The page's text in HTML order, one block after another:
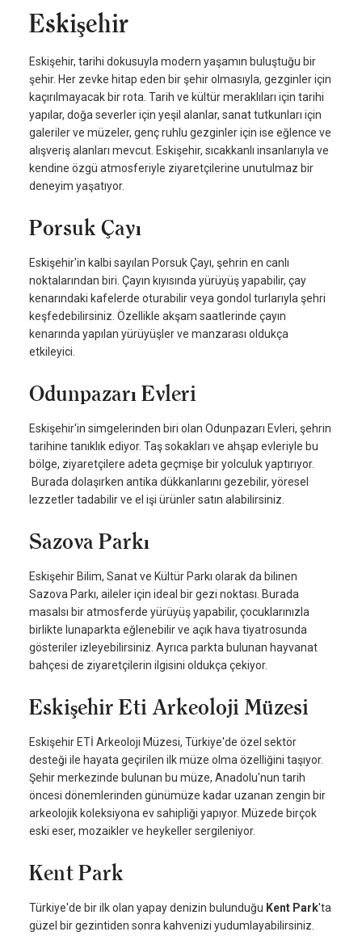
Eskişehir
Eskişehir, tarihi dokusuyla modern yaşamın buluştuğu bir
şehir. Her zevke hitap eden bir şehir olmasıyla, gezginler için
kaçırılmayacak bir rota. Tarih ve kültür meraklıları için tarihi
yapılar, doğa severler için yeşil alanlar, sanat tutkunları için
galeriler ve müzeler, genç ruhlu gezginler için ise eğlence ve
alışveriş alanları mevcut. Eskişehir, sıcakkanlı insanlarıyla ve
kendine özgü atmosferiyle ziyaretçilerine unutulmaz bir
deneyim yaşatıyor.
Porsuk Çayı
Eskişehir'in kalbi sayılan Porsuk Çayı, şehrin en canlı
noktalarından biri. Çayın kıyısında yürüyüş yapabilir, çay
kenarındaki kafelerde oturabilir veya gondol turlarıyla şehri
keşfedebilirsiniz. Özellikle akşam saatlerinde çayın
kenarında yapılan yürüyüşler ve manzarası oldukça
etkileyici.
Odunpazarı Evleri
Eskişehir'in simgelerinden biri olan Odunpazarı Evleri, şehrin
tarihine tanıklık ediyor. Taş sokakları ve ahşap evleriyle bu
bölge, ziyaretçilere adeta geçmişe bir yolculuk yaptırıyor.
Burada dolaşırken antika dükkanlarını gezebilir, yöresel
lezzetler tadabilir ve el işi ürünler satın alabilirsiniz.
Sazova Parkı
Eskişehir Bilim, Sanat ve Kültür Parkı olarak da bilinen
Sazova Parkı, aileler için ideal bir gezi noktası. Burada
masalsı bir atmosferde yürüyüş yapabilir, çocuklarınızla
birlikte lunaparkta eğlenebilir ve açık hava tiyatrosunda
gösteriler izleyebilirsiniz. Ayrıca parkta bulunan hayvanat
bahçesi de ziyaretçilerin ilgisini oldukça çekiyor.
Eskişehir Eti Arkeoloji Müzesi
Eskişehir ETİ Arkeoloji Müzesi, Türkiye'de özel sektör
desteği ile hayata geçirilen ilk müze olma özelliğini taşıyor.
Şehir merkezinde bulunan bu müze, Anadolu'nun tarih
öncesi dönemlerinden günümüze kadar uzanan zengin bir
arkeolojik koleksiyona ev sahipliği yapıyor. Müzede birçok
eski eser, mozaikler ve heykeller sergileniyor.
Kent Park
Türkiye'de bir ilk olan yapay denizin bulunduğu Kent Park'ta
güzel bir gezintiden sonra kahvenizi yudumlayabilirsiniz.